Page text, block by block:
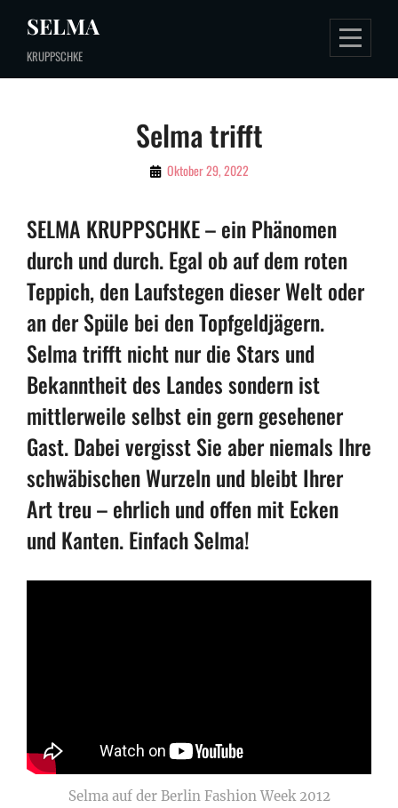
content
SELMA
KRUPPSCHKE
Selma trifft
By Oktober 29, 2022
SELMA KRUPPSCHKE – ein Phänomen
durch und durch. Egal ob auf dem roten
Teppich, den Laufstegen dieser Welt oder
an der Spüle bei den Topfgeldjägern.
Selma trifft nicht nur die Stars und
Bekanntheit des Landes sondern ist
mittlerweile selbst ein gern gesehener
Gast. Dabei vergisst Sie aber niemals Ihre
schwäbischen Wurzeln und bleibt Ihrer
Art treu – ehrlich und offen mit Ecken
und Kanten. Einfach Selma!
Selma auf der Berlin Fashion Week 2012